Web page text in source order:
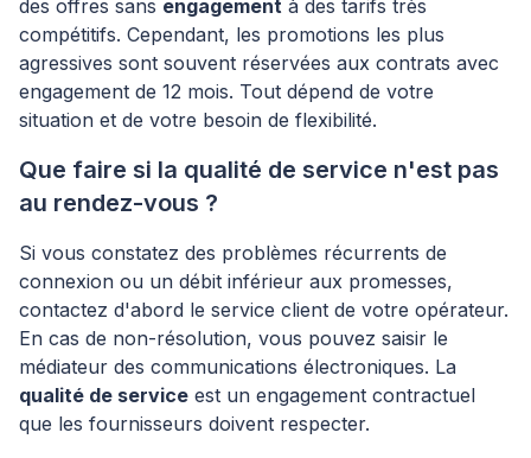
des offres sans engagement à des tarifs très
compétitifs. Cependant, les promotions les plus
agressives sont souvent réservées aux contrats avec
engagement de 12 mois. Tout dépend de votre
situation et de votre besoin de flexibilité.
Que faire si la qualité de service n'est pas
au rendez-vous ?
Si vous constatez des problèmes récurrents de
connexion ou un débit inférieur aux promesses,
contactez d'abord le service client de votre opérateur.
En cas de non-résolution, vous pouvez saisir le
médiateur des communications électroniques. La
qualité de service est un engagement contractuel
que les fournisseurs doivent respecter.